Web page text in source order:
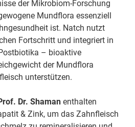
der Mikrobiom-Forschung
Mundflora essenziell
ist. Natch nutzt
Fortschritt und integriert in
– bioaktive
der Mundflora
unterstützen.
Dr. Shaman enthalten
& Zink, um das Zahnfleisch